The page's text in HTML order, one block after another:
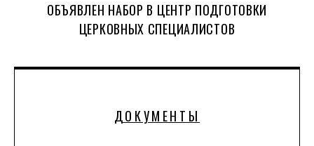
ДОКУМЕНТЫ
ОБЪЯВЛЕН НАБОР В ЦЕНТР ПОДГОТОВКИ
ЦЕРКОВНЫХ СПЕЦИАЛИСТОВ